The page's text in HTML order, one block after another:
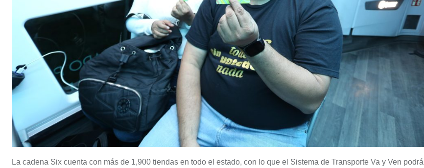
La cadena Six cuenta con más de 1,900 tiendas en todo el estado, con lo que el Sistema de Transporte Va y Ven podrá